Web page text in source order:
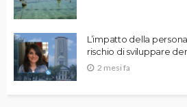
L’impatto della
rischio di sviluppare
2 mesi fa